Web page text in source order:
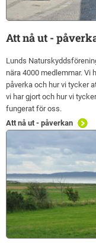
Att nå ut -
Lunds
nära 4000 medlemmar. Vi
påverka och hur vi tycker
vi har gjort och hur vi
fungerat för oss.
Att nå ut - påverkan